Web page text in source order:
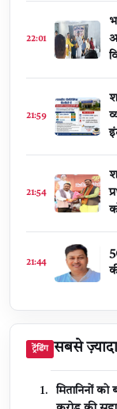
22:01
21:59
21:54
21:44
ट्रेंडिंग सबसे
मितानिनों को